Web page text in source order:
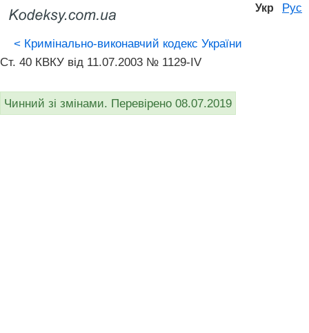
Укр Рус
< Кримінально-виконавчий кодекс України
Ст. 40 КВКУ від 11.07.2003 № 1129-IV
Чинний зі змінами. Перевірено 08.07.2019